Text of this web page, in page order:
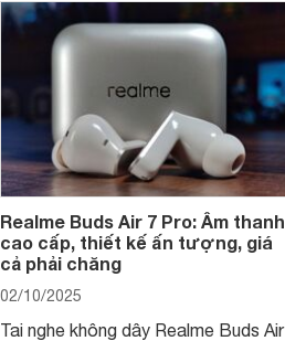
tới đối tượng khách hàng khác nhau.
Realme Buds Air 7 Pro: Âm thanh
cao cấp, thiết kế ấn tượng, giá
cả phải chăng
02/10/2025
Tai nghe không dây Realme Buds Air